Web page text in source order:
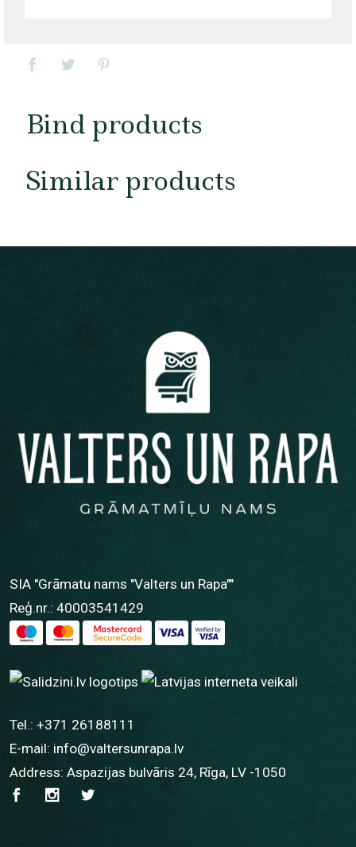
Bind products
Similar products
SIA "Grāmatu nams "Valters un Rapa""
Reģ.nr.: 40003541429
Tel.: +371 26188111
E-mail: info@valtersunrapa.lv
Address: Aspazijas bulvāris 24, Rīga, LV -1050